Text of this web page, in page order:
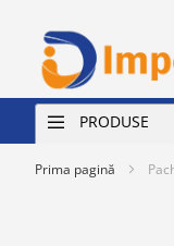
PRODUSE
Prima pagină